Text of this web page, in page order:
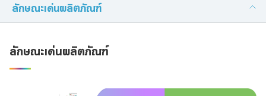
ลักษณะเด่นผลิตภัณฑ์
ลักษณะเด่นผลิตภัณฑ์